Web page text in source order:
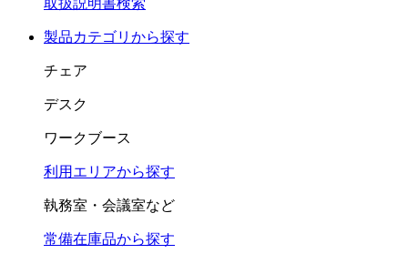
取扱説明書検索
製品カテゴリから探す
チェア
デスク
ワークブース
利用エリアから探す
執務室・会議室など
常備在庫品から探す